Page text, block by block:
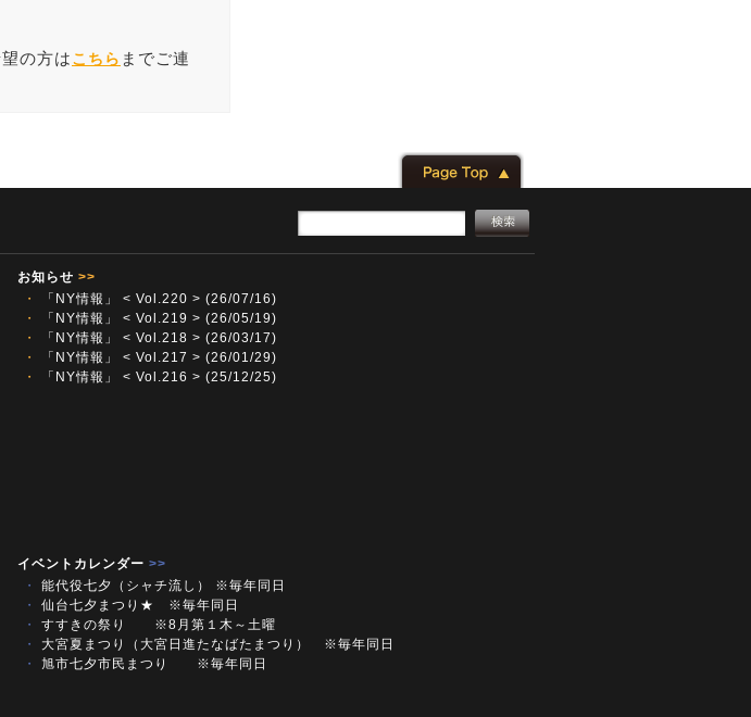
の方はこちら までご連
お知らせ >>
・
「NY情報」 < Vol.220 > (26/07/16)
・
「NY情報」 < Vol.219 > (26/05/19)
・
「NY情報」 < Vol.218 > (26/03/17)
・
「NY情報」 < Vol.217 > (26/01/29)
・
「NY情報」 < Vol.216 > (25/12/25)
イベントカレンダー >>
・
能代役七夕（シャチ流し） ※毎年同日
・
仙台七夕まつり★ ※毎年同日
・
すすきの祭り ※8月第１木～土曜
・
大宮夏まつり（大宮日進たなばたまつり） ※毎年同日
・
旭市七夕市民まつり ※毎年同日